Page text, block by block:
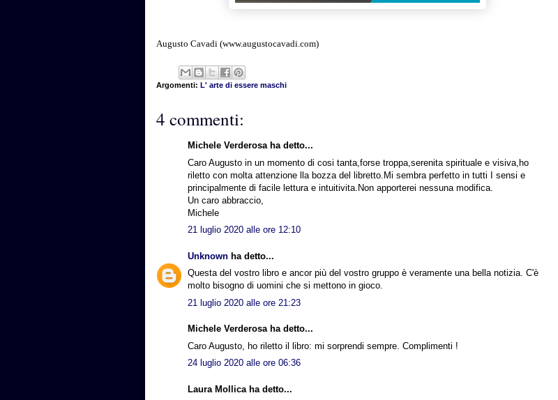
Augusto Cavadi (www.augustocavadi.com)
Argomenti: L' arte di essere maschi
4 commenti:
Michele Verderosa ha detto...
Caro Augusto in un momento di cosi tanta,forse troppa,serenita spirituale e visiva,ho
riletto con molta attenzione lla bozza del libretto.Mi sembra perfetto in tutti I sensi e
principalmente di facile lettura e intuitivita.Non apporterei nessuna modifica.
Un caro abbraccio,
Michele
21 luglio 2020 alle ore 12:10
Unknown ha detto...
Questa del vostro libro e ancor più del vostro gruppo è veramente una bella notizia. C'è
molto bisogno di uomini che si mettono in gioco.
21 luglio 2020 alle ore 21:23
Michele Verderosa ha detto...
Caro Augusto, ho riletto il libro: mi sorprendi sempre. Complimenti !
24 luglio 2020 alle ore 06:36
Laura Mollica ha detto...